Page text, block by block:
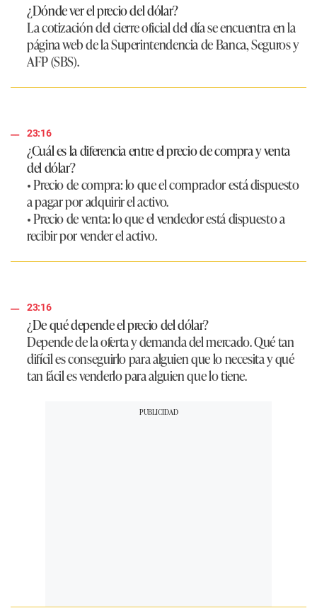
¿Dónde ver el precio del dólar?
La cotización del cierre oficial del día se encuentra en la
página web de la Superintendencia de Banca, Seguros y
AFP (SBS).
23:16
¿Cuál es la diferencia entre el precio de compra y venta
del dólar?
• Precio de compra: lo que el comprador está dispuesto
a pagar por adquirir el activo.
• Precio de venta: lo que el vendedor está dispuesto a
recibir por vender el activo.
23:16
¿De qué depende el precio del dólar?
Depende de la oferta y demanda del mercado. Qué tan
difícil es conseguirlo para alguien que lo necesita y qué
tan fácil es venderlo para alguien que lo tiene.